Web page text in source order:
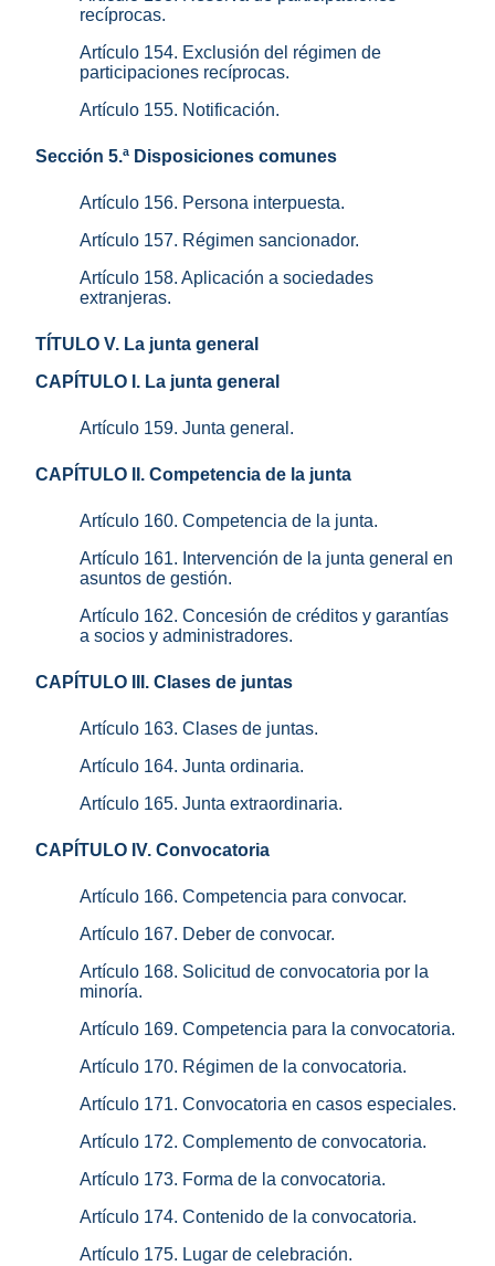
recíprocas.
Artículo 154. Exclusión del régimen de
participaciones recíprocas.
Artículo 155. Notificación.
Sección 5.ª Disposiciones comunes
Artículo 156. Persona interpuesta.
Artículo 157. Régimen sancionador.
Artículo 158. Aplicación a sociedades
extranjeras.
TÍTULO V. La junta general
CAPÍTULO I. La junta general
Artículo 159. Junta general.
CAPÍTULO II. Competencia de la junta
Artículo 160. Competencia de la junta.
Artículo 161. Intervención de la junta general en
asuntos de gestión.
Artículo 162. Concesión de créditos y garantías
a socios y administradores.
CAPÍTULO III. Clases de juntas
Artículo 163. Clases de juntas.
Artículo 164. Junta ordinaria.
Artículo 165. Junta extraordinaria.
CAPÍTULO IV. Convocatoria
Artículo 166. Competencia para convocar.
Artículo 167. Deber de convocar.
Artículo 168. Solicitud de convocatoria por la
minoría.
Artículo 169. Competencia para la convocatoria.
Artículo 170. Régimen de la convocatoria.
Artículo 171. Convocatoria en casos especiales.
Artículo 172. Complemento de convocatoria.
Artículo 173. Forma de la convocatoria.
Artículo 174. Contenido de la convocatoria.
Artículo 175. Lugar de celebración.